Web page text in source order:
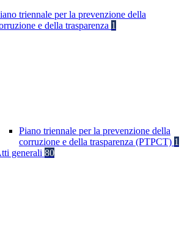
triennale per la prevenzione della
e della trasparenza 1
Piano triennale per la prevenzione della
corruzione e della trasparenza (PTPCT) 1
generali 80